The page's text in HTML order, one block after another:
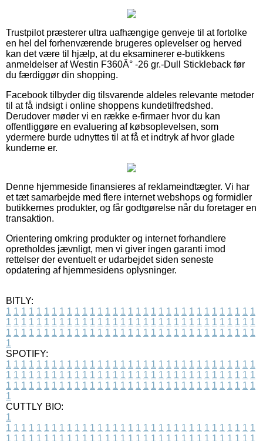
Trustpilot præsterer ultra uafhængige genveje til at fortolke
en hel del forhenværende brugeres oplevelser og herved
kan det være til hjælp, at du eksaminerer e-butikkens
anmeldelser af Westin F360Â° -26 gr.-Dull Stickleback før
du færdiggør din shopping.
Facebook tilbyder dig tilsvarende aldeles relevante metoder
til at få indsigt i online shoppens kundetilfredshed.
Derudover møder vi en række e-firmaer hvor du kan
offentliggøre en evaluering af købsoplevelsen, som
ydermere burde udnyttes til at få et indtryk af hvor glade
kunderne er.
Denne hjemmeside finansieres af reklameindtægter. Vi har
et tæt samarbejde med flere internet webshops og formidler
butikkernes produkter, og får godtgørelse når du foretager en
transaktion.
Orientering omkring produkter og internet forhandlere
opretholdes jævnligt, men vi giver ingen garanti imod
rettelser der eventuelt er udarbejdet siden seneste
opdatering af hjemmesidens oplysninger.
BITLY:
1 1 1 1 1 1 1 1 1 1 1 1 1 1 1 1 1 1 1 1 1 1 1 1 1 1 1 1 1 1 1 1 1
1 1 1 1 1 1 1 1 1 1 1 1 1 1 1 1 1 1 1 1 1 1 1 1 1 1 1 1 1 1 1 1 1
1 1 1 1 1 1 1 1 1 1 1 1 1 1 1 1 1 1 1 1 1 1 1 1 1 1 1 1 1 1 1 1 1
1
SPOTIFY:
1 1 1 1 1 1 1 1 1 1 1 1 1 1 1 1 1 1 1 1 1 1 1 1 1 1 1 1 1 1 1 1 1
1 1 1 1 1 1 1 1 1 1 1 1 1 1 1 1 1 1 1 1 1 1 1 1 1 1 1 1 1 1 1 1 1
1 1 1 1 1 1 1 1 1 1 1 1 1 1 1 1 1 1 1 1 1 1 1 1 1 1 1 1 1 1 1 1 1
1
CUTTLY BIO:
1
1 1 1 1 1 1 1 1 1 1 1 1 1 1 1 1 1 1 1 1 1 1 1 1 1 1 1 1 1 1 1 1 1
1 1 1 1 1 1 1 1 1 1 1 1 1 1 1 1 1 1 1 1 1 1 1 1 1 1 1 1 1 1 1 1 1